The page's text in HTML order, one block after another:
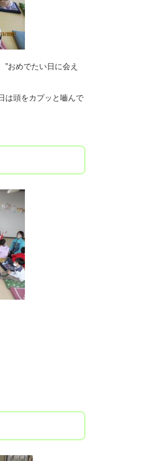
おめでたい日に会え
は頭をカプッと嚙んで